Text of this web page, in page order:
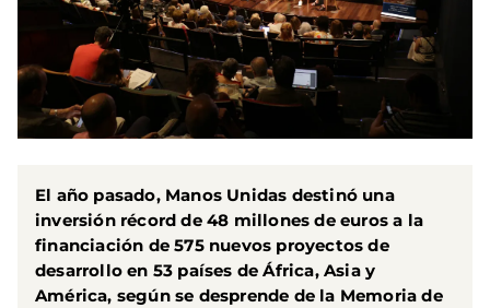
El año pasado, Manos Unidas destinó una
inversión récord de 48 millones de euros a la
financiación de 575 nuevos proyectos de
desarrollo en 53 países de África, Asia y
América, según se desprende de la Memoria de